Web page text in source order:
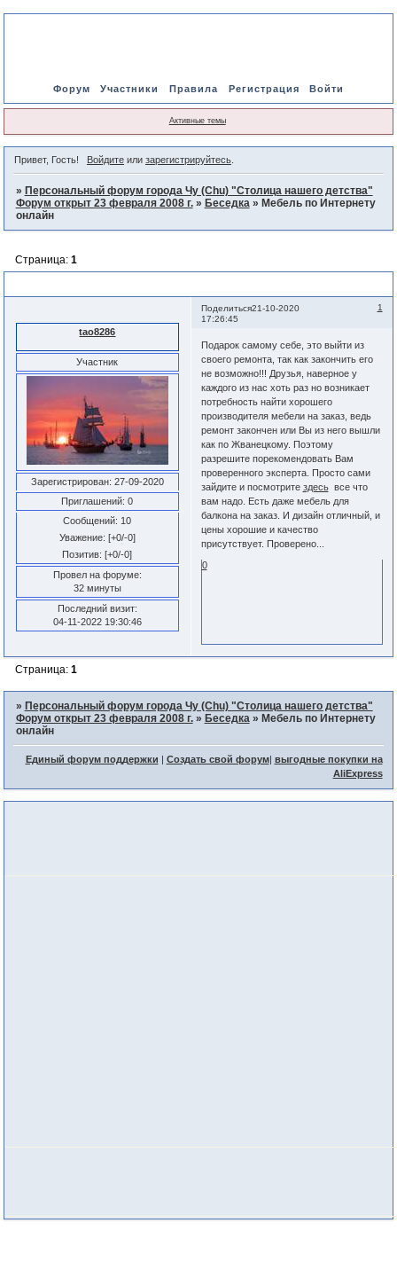
Форум Участники Правила Регистрация Войти
Активные темы
Привет, Гость! Войдитеили зарегистрируйтесь.
» Персональный форум города Чу (Chu) "Столица нашего детства"
Форум открыт 23 февраля 2008 г. » Беседка » Мебель по Интернету
онлайн
Страница: 1
Поделиться 1
21-10-2020
17:26:45
tao8286
Участник
Зарегистрирован: 27-09-2020
Приглашений: 0
Сообщений: 10
Уважение: [+0/-0]
Позитив: [+0/-0]
Провел на форуме:
32 минуты
Последний визит:
04-11-2022 19:30:46
Подарок самому себе, это выйти из
своего ремонта, так как закончить его
не возможно!!! Друзья, наверное у
каждого из нас хоть раз но возникает
потребность найти хорошего
производителя мебели на заказ, ведь
ремонт закончен или Вы из него вышли
как по Жванецкому. Поэтому
разрешите порекомендовать Вам
проверенного эксперта. Просто сами
зайдите и посмотрите здесьвсе что
вам надо. Есть даже мебель для
балкона на заказ. И дизайн отличный, и
цены хорошие и качество
присутствует. Проверено...
0
Страница: 1
» Персональный форум города Чу (Chu) "Столица нашего детства"
Форум открыт 23 февраля 2008 г. » Беседка » Мебель по Интернету
онлайн
Единый форум поддержки | Создать свой форум| выгодные покупки на
AliExpress